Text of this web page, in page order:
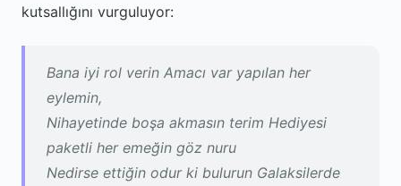
kutsallığını vurguluyor:
Bana iyi rol verin Amacı var yapılan her
eylemin,
Nihayetinde boşa akmasın terim Hediyesi
paketli her emeğin göz nuru
Nedirse ettiğin odur ki bulurun Galaksilerde